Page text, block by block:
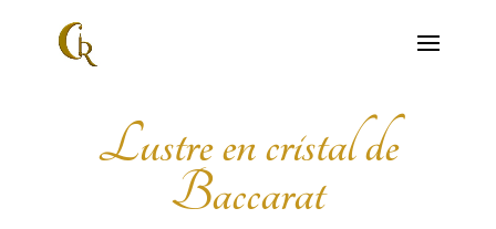
Lustre en cristal de
Baccarat